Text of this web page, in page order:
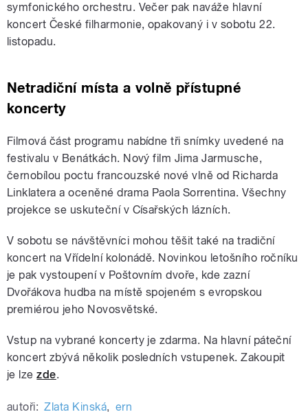
symfonického orchestru. Večer pak naváže hlavní
koncert České filharmonie, opakovaný i v sobotu 22.
listopadu.
Netradiční místa a volně přístupné
koncerty
Filmová část programu nabídne tři snímky uvedené na
festivalu v Benátkách. Nový film Jima Jarmusche,
černobílou poctu francouzské nové vlně od Richarda
Linklatera a oceněné drama Paola Sorrentina. Všechny
projekce se uskuteční v Císařských lázních.
V sobotu se návštěvníci mohou těšit také na tradiční
koncert na Vřídelní kolonádě. Novinkou letošního ročníku
je pak vystoupení v Poštovním dvoře, kde zazní
Dvořákova hudba na místě spojeném s evropskou
premiérou jeho Novosvětské.
Vstup na vybrané koncerty je zdarma. Na hlavní páteční
koncert zbývá několik posledních vstupenek. Zakoupit
je lzezde.
autoři: Zlata Kinská, ern